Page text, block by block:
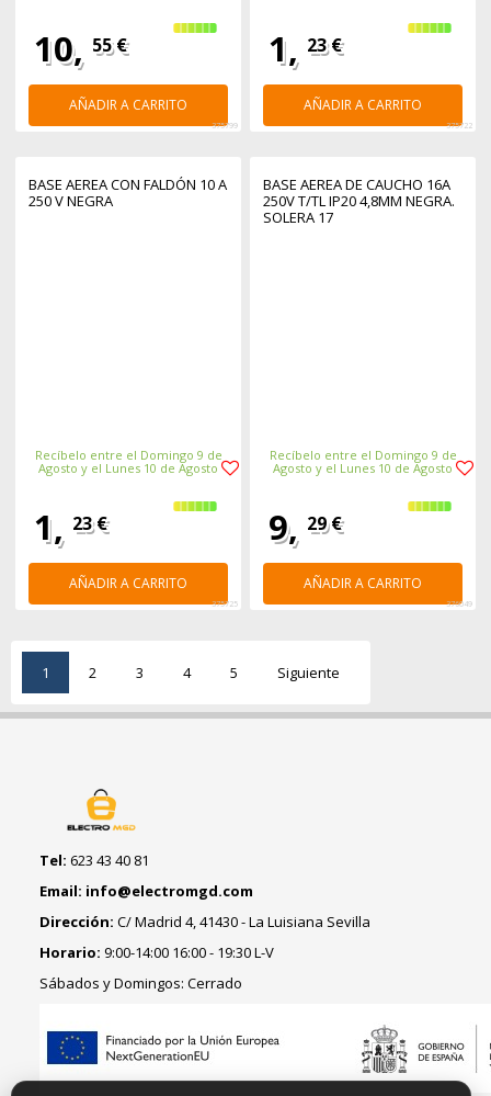
10, 55 €
AÑADIR A CARRITO
375799
1, 23 €
AÑADIR A CARRITO
375722
BASE AEREA CON FALDÓN 10 A
250 V NEGRA
Recíbelo entre el Domingo 9 de
Agosto y el Lunes 10 de Agosto
1, 23 €
AÑADIR A CARRITO
375725
BASE AEREA DE CAUCHO 16A
250V T/TL IP20 4,8MM NEGRA.
SOLERA 17
Recíbelo entre el Domingo 9 de
Agosto y el Lunes 10 de Agosto
9, 29 €
AÑADIR A CARRITO
376049
1 2 3 4 5 Siguiente
Tel: 623 43 40 81
Email: info@electromgd.com
Dirección: C/ Madrid 4, 41430 - La Luisiana Sevilla
Horario: 9:00-14:00 16:00 - 19:30 L-V
Sábados y Domingos: Cerrado